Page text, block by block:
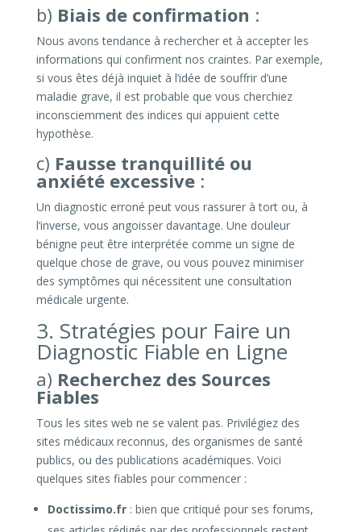
b) Biais de confirmation :
Nous avons tendance à rechercher et à accepter les
informations qui confirment nos craintes. Par exemple,
si vous êtes déjà inquiet à l’idée de souffrir d’une
maladie grave, il est probable que vous cherchiez
inconsciemment des indices qui appuient cette
hypothèse.
c) Fausse tranquillité ou
anxiété excessive:
Un diagnostic erroné peut vous rassurer à tort ou, à
l’inverse, vous angoisser davantage. Une douleur
bénigne peut être interprétée comme un signe de
quelque chose de grave, ou vous pouvez minimiser
des symptômes qui nécessitent une consultation
médicale urgente.
3. Stratégies pour Faire un
Diagnostic Fiable en Ligne
a) Recherchez des Sources
Fiables
Tous les sites web ne se valent pas. Privilégiez des
sites médicaux reconnus, des organismes de santé
publics, ou des publications académiques. Voici
quelques sites fiables pour commencer :
Doctissimo.fr: bien que critiqué pour ses forums,